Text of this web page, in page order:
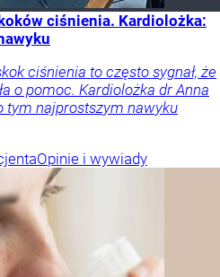
ciśnienia. Kardiolożka:
ciśnienia to często sygnał, że
o pomoc. Kardiolożka dr Anna
tym najprostszym nawyku
Opinie i wywiady